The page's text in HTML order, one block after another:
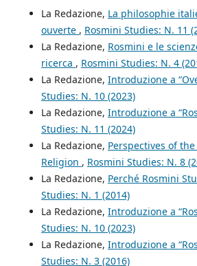
La Redazione, La philosophie
ouverte , Rosmini Studies: N. 11
La Redazione, Rosmini e le
ricerca , Rosmini Studies: N. 4
La Redazione, Introduzione a
Studies: N. 10 (2023)
La Redazione, Introduzione a
Studies: N. 11 (2024)
La Redazione, Perspectives of
Religion , Rosmini Studies: N. 8
La Redazione, Perché Rosmini
Studies: N. 1 (2014)
La Redazione, Introduzione a
Studies: N. 10 (2023)
La Redazione, Introduzione a
Studies: N. 3 (2016)